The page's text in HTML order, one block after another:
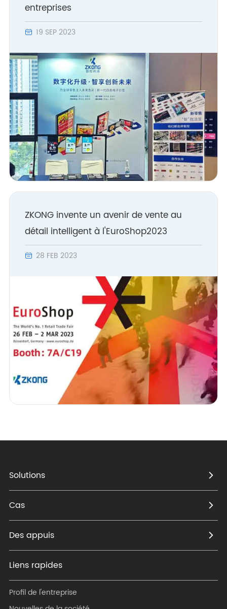
entreprises
 19 SEP 2023
ZKONG invente un avenir de vente au
détail intelligent à l'EuroShop2023
 28 FEB 2023
Solutions
Cas
Des appuis
Liens rapides
Profil de l'entreprise